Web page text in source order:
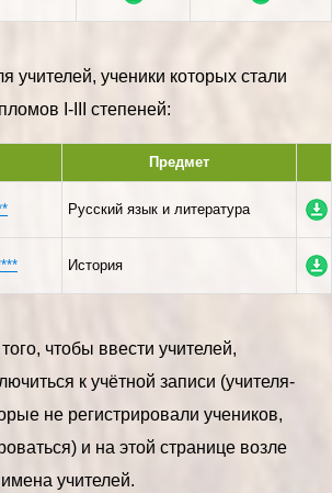
учителей, ученики которых стали
I-III степеней:
Предмет
Русский язык и литература
История
чтобы ввести учителей,
к учётной записи (учителя-
не регистрировали учеников,
и на этой странице возле
учителей.